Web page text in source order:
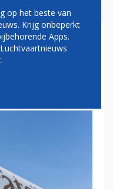
1
DAILY'
op het beste van
Krijg onbeperkt
Apps.